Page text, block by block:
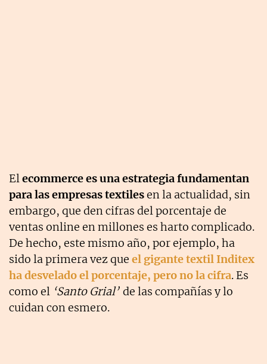
Elecommerce es una estrategia fundamentan
para las empresas textilesen la actualidad, sin
embargo, que den cifras del porcentaje de
ventas online en millones es harto complicado.
De hecho, este mismo año, por ejemplo, ha
sido la primera vez que el gigante textil Inditex
ha desvelado el porcentaje, pero no la cifra. Es
como el ‘Santo Grial’ de las compañías y lo
cuidan con esmero.